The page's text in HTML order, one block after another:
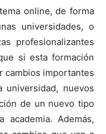
online, de forma
universidades, o
profesionalizantes
si esta formación
cambios importantes
universidad, nuevos
de un nuevo tipo
Además,